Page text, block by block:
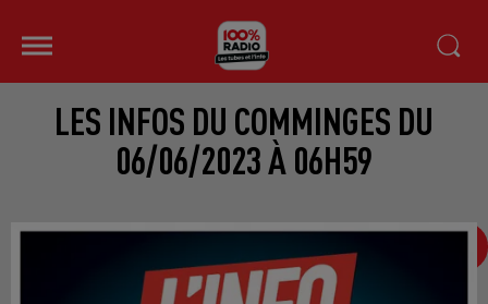
LES INFOS DU COMMINGES DU
06/06/2023 À 06H59